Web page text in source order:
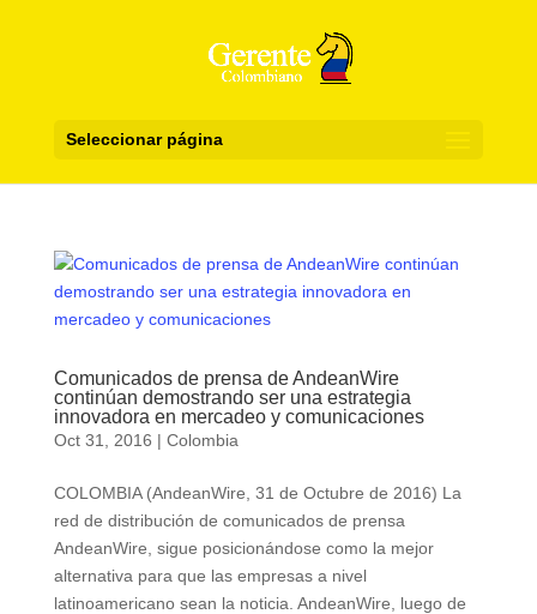
Seleccionar página
Comunicados de prensa de AndeanWire
continúan demostrando ser una estrategia
innovadora en mercadeo y comunicaciones
Oct 31, 2016 | Colombia
COLOMBIA (AndeanWire, 31 de Octubre de 2016) La
red de distribución de comunicados de prensa
AndeanWire, sigue posicionándose como la mejor
alternativa para que las empresas a nivel
latinoamericano sean la noticia. AndeanWire, luego de